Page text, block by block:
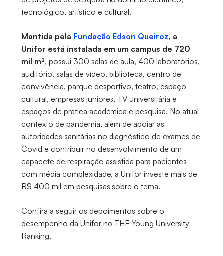
tecnológico, artístico e cultural.
Mantida pela Fundação Edson Queiroz, a
Unifor está instalada em um campus de 720
mil m², possui 300 salas de aula, 400 laboratórios,
auditório, salas de vídeo, biblioteca, centro de
convivência, parque desportivo, teatro, espaço
cultural, empresas juniores, TV universitária e
espaços de prática acadêmica e pesquisa. No atual
contexto de pandemia, além de apoiar as
autoridades sanitárias no diagnóstico de exames de
Covid e contribuir no desenvolvimento de um
capacete de respiração assistida para pacientes
com média complexidade, a Unifor investe mais de
R$ 400 mil em pesquisas sobre o tema.
Confira a seguir os depoimentos sobre o
desempenho da Unifor no THE Young University
Ranking.